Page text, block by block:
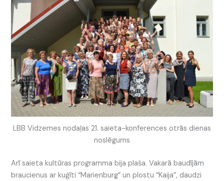
LBB Vidzemes nodaļas 21. saieta-konferences otrās dienas
noslēgums
Arī saieta kultūras programma bija plaša. Vakarā baudījām
braucienus ar kuģīti “Marienburg” un plostu “Kaija”, daudzi